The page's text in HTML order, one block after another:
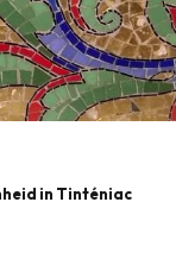
in Tinténiac